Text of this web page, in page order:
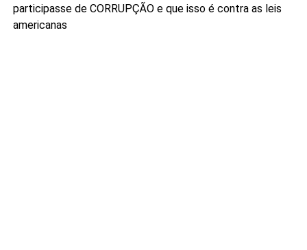
participasse de CORRUPÇÃO e que isso é contra as leis
americanas